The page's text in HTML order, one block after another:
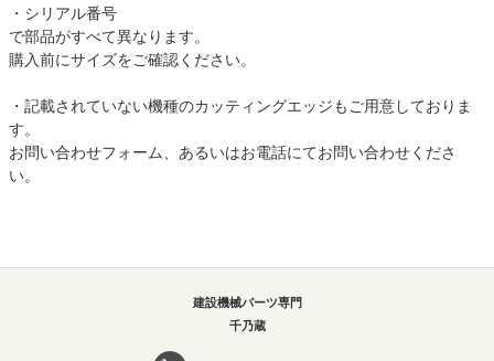
・シリアル番号
で部品がすべて異なります。
購入前にサイズをご確認ください。
・記載されていない機種のカッティングエッジもご用意しておりま
す。
お問い合わせフォーム、あるいはお電話にてお問い合わせくださ
い。
建設機械パーツ専門
千乃蔵